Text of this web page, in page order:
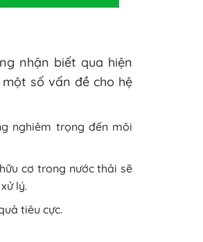
nhận biết qua hiện
số vấn đề cho hệ
nghiêm trọng đến môi
cơ trong nước thải sẽ
lý.
tiêu cực.